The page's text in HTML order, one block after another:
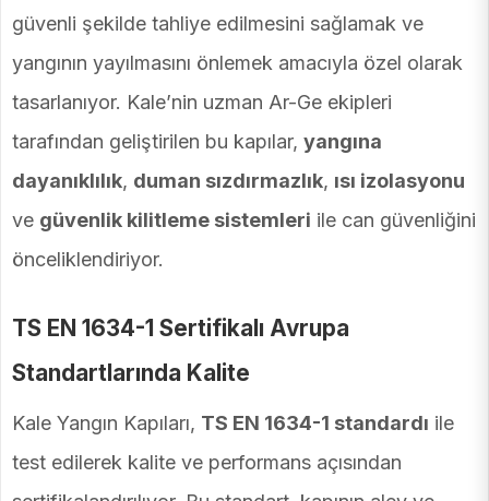
güvenli şekilde tahliye edilmesini sağlamak ve
yangının yayılmasını önlemek amacıyla özel olarak
tasarlanıyor. Kale’nin uzman Ar-Ge ekipleri
tarafından geliştirilen bu kapılar, yangına
dayanıklılık, duman sızdırmazlık, ısı izolasyonu
ve güvenlik kilitleme sistemleri ile can güvenliğini
önceliklendiriyor.
TS EN 1634-1 Sertifikalı Avrupa
Standartlarında Kalite
Kale Yangın Kapıları, TS EN 1634-1 standardı ile
test edilerek kalite ve performans açısından